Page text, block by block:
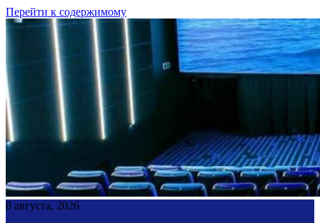
Перейти к содержимому
8 августа, 2026